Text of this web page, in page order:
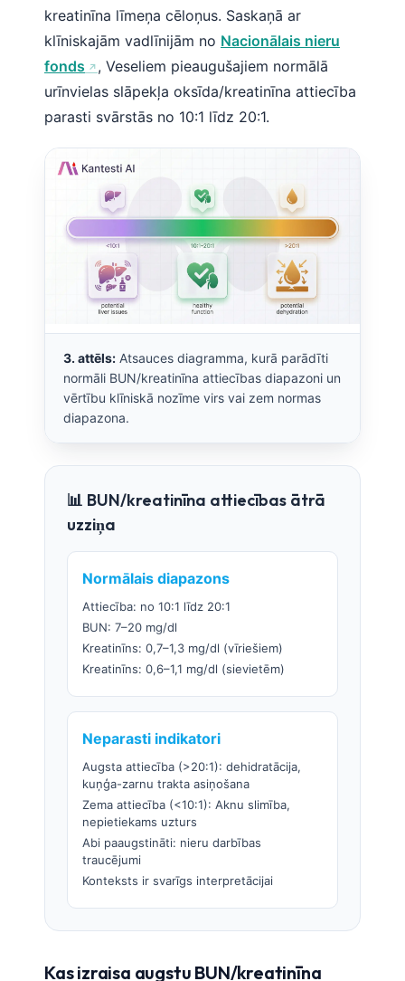
kreatinīna līmeņa cēloņus. Saskaņā ar
klīniskajām vadlīnijām no Nacionālais nieru
fonds
, Veseliem pieaugušajiem normālā
urīnvielas slāpekļa oksīda/kreatinīna attiecība
parasti svārstās no 10:1 līdz 20:1.
3. attēls: Atsauces diagramma, kurā parādīti
normāli BUN/kreatinīna attiecības diapazoni un
vērtību klīniskā nozīme virs vai zem normas
diapazona.
📊 BUN/kreatinīna attiecības ātrā
uzziņa
Normālais diapazons
Attiecība: no 10:1 līdz 20:1
BUN: 7–20 mg/dl
Kreatinīns: 0,7–1,3 mg/dl (vīriešiem)
Kreatinīns: 0,6–1,1 mg/dl (sievietēm)
Neparasti indikatori
Augsta attiecība (>20:1): dehidratācija,
kuņģa-zarnu trakta asiņošana
Zema attiecība (<10:1): Aknu slimība,
nepietiekams uzturs
Abi paaugstināti: nieru darbības
traucējumi
Konteksts ir svarīgs interpretācijai
Kas izraisa augstu BUN/kreatinīna